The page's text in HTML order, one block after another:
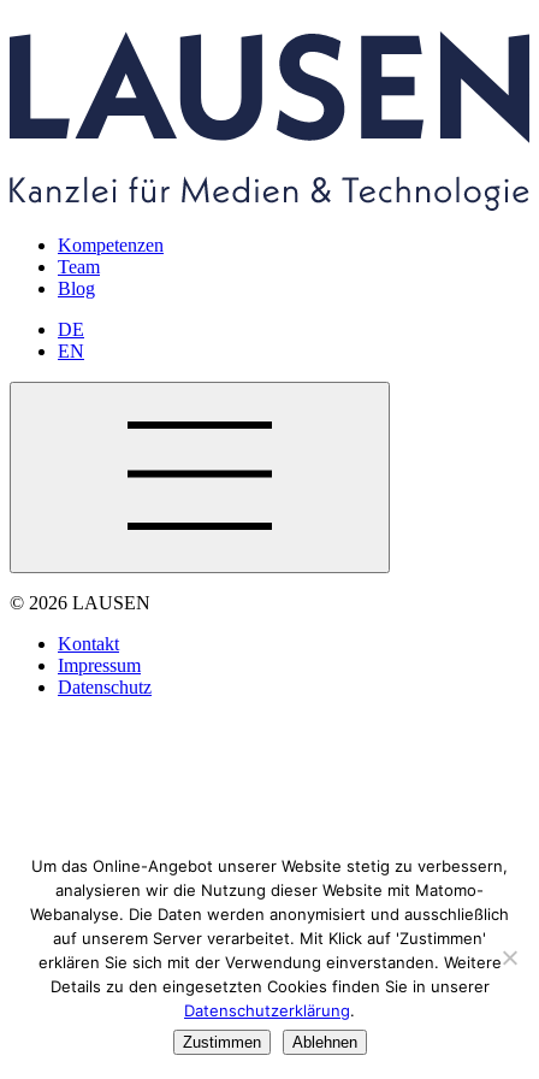
Kompetenzen
Team
Blog
DE
EN
© 2026 LAUSEN
Kontakt
Impressum
Datenschutz
Um das Online-Angebot unserer Website stetig zu verbessern,
analysieren wir die Nutzung dieser Website mit Matomo-
Webanalyse. Die Daten werden anonymisiert und ausschließlich
auf unserem Server verarbeitet. Mit Klick auf 'Zustimmen'
erklären Sie sich mit der Verwendung einverstanden. Weitere
Details zu den eingesetzten Cookies finden Sie in unserer
Datenschutzerklärung.
Zustimmen Ablehnen